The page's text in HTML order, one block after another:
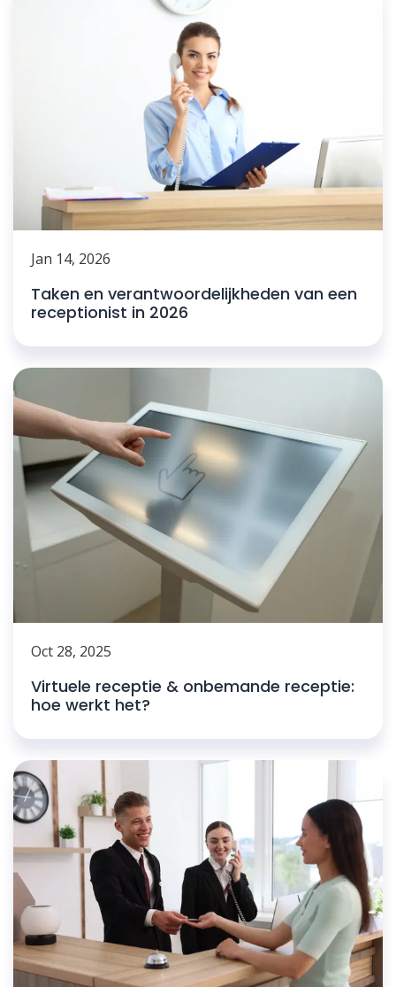
Jan 14, 2026
Taken en verantwoordelijkheden van een
receptionist in 2026
Oct 28, 2025
Virtuele receptie & onbemande receptie:
hoe werkt het?